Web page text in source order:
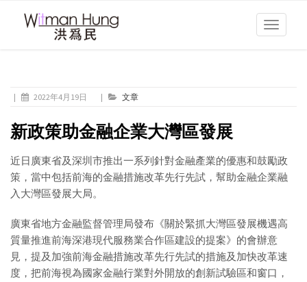
Toggle
| 2022年4月19日 | 文章
新政策助金融企業大灣區發展
近日廣東省及深圳市推出一系列針對金融產業的優惠和鼓勵政
策，當中包括前海的金融措施改革先行先試，幫助金融企業融
入大灣區發展大局。
廣東省地方金融監督管理局發布《關於緊抓大灣區發展機遇高
質量推進前海深港現代服務業合作區建設的提案》的會辦意
見，提及加強前海金融措施改革先行先試的措施及加快改革速
度，把前海視為國家金融行業對外開放的創新試驗區和窗口，